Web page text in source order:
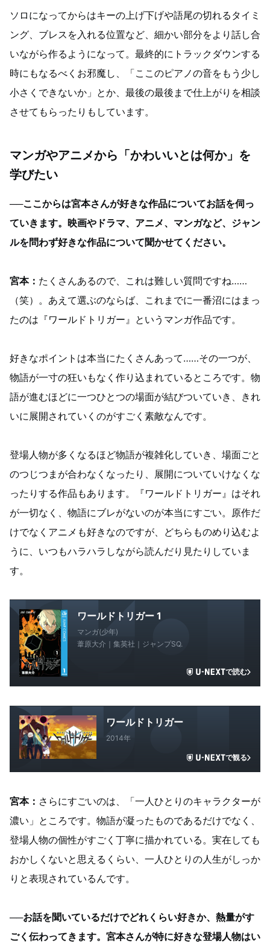
ソロになってからはキーの上げ下げや語尾の切れるタイミ
ング、ブレスを入れる位置など、細かい部分をより話し合
いながら作るようになって。最終的にトラックダウンする
時にもなるべくお邪魔し、「ここのピアノの音をもう少し
小さくできないか」とか、最後の最後まで仕上がりを相談
させてもらったりもしています。
マンガやアニメから「かわいいとは何か」を
学びたい
──ここからは宮本さんが好きな作品についてお話を伺っ
ていきます。映画やドラマ、アニメ、マンガなど、ジャン
ルを問わず好きな作品について聞かせてください。
宮本： たくさんあるので、これは難しい質問ですね……
（笑）。あえて選ぶのならば、これまでに一番沼にはまっ
たのは『ワールドトリガー』というマンガ作品です。
好きなポイントは本当にたくさんあって……その一つが、
物語が一寸の狂いもなく作り込まれているところです。物
語が進むほどに一つひとつの場面が結びついていき、きれ
いに展開されていくのがすごく素敵なんです。
登場人物が多くなるほど物語が複雑化していき、場面ごと
のつじつまが合わなくなったり、展開についていけなくな
ったりする作品もあります。『ワールドトリガー』はそれ
が一切なく、物語にブレがないのが本当にすごい。原作だ
けでなくアニメも好きなのですが、どちらものめり込むよ
うに、いつもハラハラしながら読んだり見たりしていま
す。
ワールドトリガー 1
マンガ(少年)
葦原大介｜集英社｜ジャンプSQ.
で読む
ワールドトリガー
2014年
で観る
宮本： さらにすごいのは、「一人ひとりのキャラクターが
濃い」ところです。物語が凝ったものであるだけでなく、
登場人物の個性がすごく丁寧に描かれている。実在しても
おかしくないと思えるくらい、一人ひとりの人生がしっか
りと表現されているんです。
──お話を聞いているだけでどれくらい好きか、熱量がす
ごく伝わってきます。宮本さんが特に好きな登場人物はい